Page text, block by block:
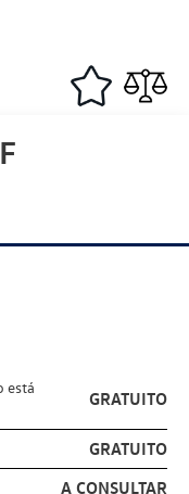
está
GRATUITO
GRATUITO
A CONSULTAR